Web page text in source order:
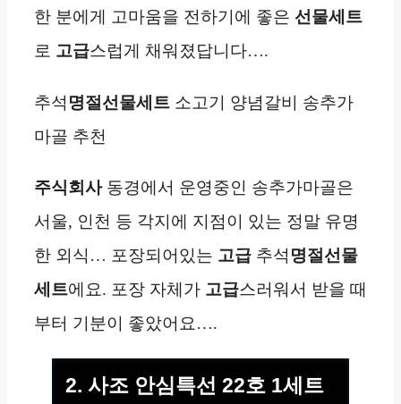
한 분에게 고마움을 전하기에 좋은 선물세트
로 고급스럽게 채워졌답니다….
추석 명절선물세트 소고기 양념갈비 송추가
마골 추천
주식회사동경에서 운영중인 송추가마골은
서울, 인천 등 각지에 지점이 있는 정말 유명
한 외식… 포장되어있는 고급 추석 명절선물
세트에요. 포장 자체가 고급스러워서 받을 때
부터 기분이 좋았어요….
2. 사조 안심특선 22호 1세트